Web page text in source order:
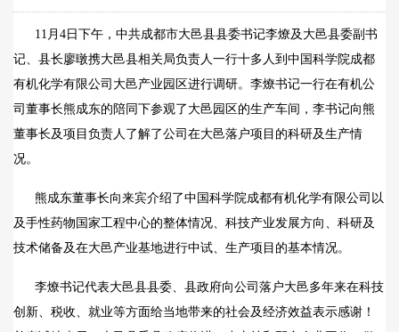
11 月 4 日下午，中共成都市大邑县县委书记李燎及大邑县委副书
记、县长廖暾携大邑县相关局负责人一行十多人到中国科学院成都
有机化学有限公司大邑产业园区进行调研。李燎书记一行在有机公
司董事长熊成东的陪同下参观了大邑园区的生产车间，李书记向熊
董事长及项目负责人了解了公司在大邑落户项目的科研及生产情
况。
熊成东董事长向来宾介绍了中国科学院成都有机化学有限公司以
及手性药物国家工程中心的整体情况、科技产业发展方向、科研及
技术储备及在大邑产业基地进行中试、生产项目的基本情况。
李燎书记代表大邑县县委、县政府向公司落户大邑多年来在科技
创新、税收、就业等方面给当地带来的社会及经济效益表示感谢！